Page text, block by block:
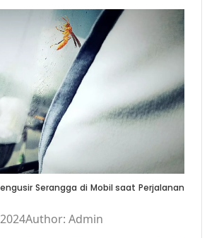
Serangga di Mobil saat Perjalanan
Author: Admin